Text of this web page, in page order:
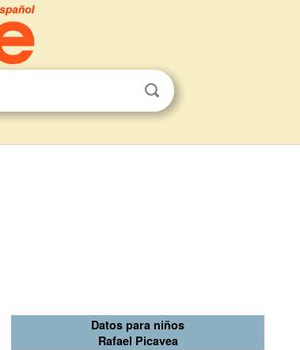
Datos para niños
Rafael Picavea